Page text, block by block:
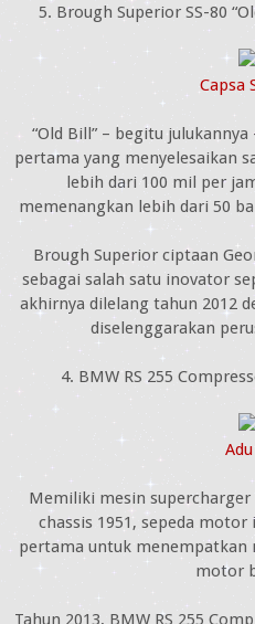
5. Brough Superior SS-80
Capsa
“Old Bill” – begitu
pertama yang menyelesaikan
lebih dari 100 mil per
memenangkan lebih dari 50
Brough Superior ciptaan
sebagai salah satu inovator
akhirnya dilelang tahun 2012
diselenggarakan
4. BMW RS 255
Memiliki mesin supercharger
chassis 1951, sepeda
pertama untuk menempatkan
motor
Tahun 2013, BMW RS 255